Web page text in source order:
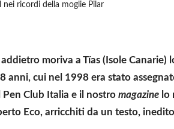
nei ricordi della moglie Pilar
moriva a Tías (Isole Canarie)
anni, cui nel 1998 era stato
Pen Club Italia e il nostro magazine lo
Eco, arricchiti da un testo,